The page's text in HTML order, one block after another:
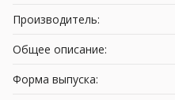
Производитель:
Общее описание:
Форма выпуска: